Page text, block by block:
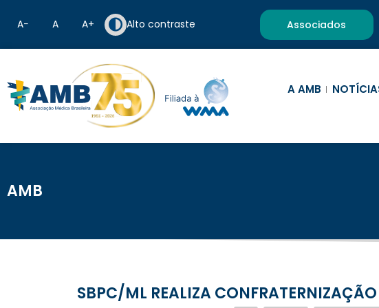
A− A A+ Alto contraste Associados
A AMB
AMB
SBPC/ML REALIZA